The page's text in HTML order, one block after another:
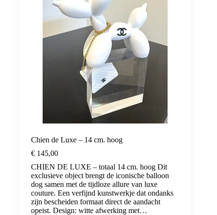
Chien de Luxe – 14 cm. hoog
€ 145,00
CHIEN DE LUXE – totaal 14 cm. hoog Dit
exclusieve object brengt de iconische balloon
dog samen met de tijdloze allure van luxe
couture. Een verfijnd kunstwerkje dat ondanks
zijn bescheiden formaat direct de aandacht
opeist. Design: witte afwerking met…